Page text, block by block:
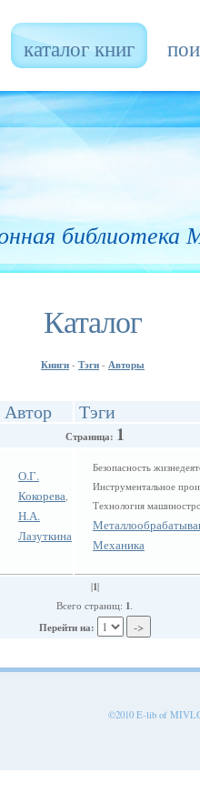
каталог книг
Каталог
Книги - Тэги - Авторы
Автор Тэги
Страница: 1
О.Г.
Кокорева,
Н.А.
Лазуткина
Безопасность
Инструментальное
Технология
Механика
|1|
Всего страниц: 1.
Перейти на:
©2010 E-lib of